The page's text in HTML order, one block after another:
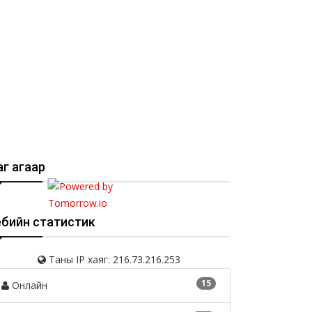
агаар
статистик
Таны IP хаяг: 216.73.216.253
15
Онлайн